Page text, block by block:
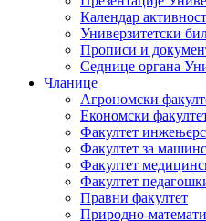
Календар
Универзитетски
Прописи и
Седнице органа
Чланице
Агрономски
Економски
Факултет
Факултет за
Факултет
Факултет
Правни факултет
Природно-